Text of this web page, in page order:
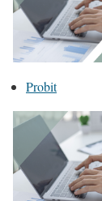
Probit